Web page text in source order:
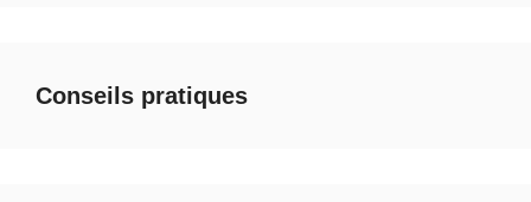
Conseils pratiques